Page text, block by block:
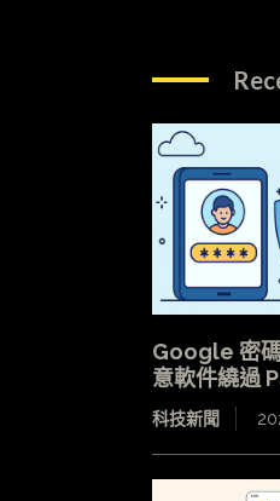
Google 密
意軟件繞過
科技新聞